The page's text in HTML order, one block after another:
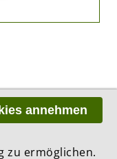
GmbH
annehmen
zu ermöglichen.